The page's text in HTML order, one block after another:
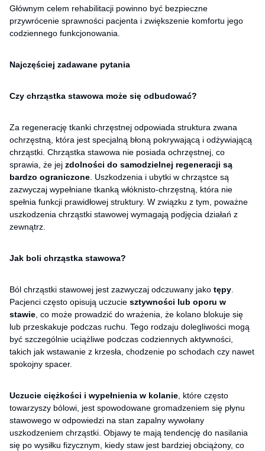
Głównym celem rehabilitacji powinno być bezpieczne
przywrócenie sprawności pacjenta i zwiększenie komfortu jego
codziennego funkcjonowania.
Najczęściej zadawane pytania
Czy chrząstka stawowa może się odbudować?
Za regenerację tkanki chrzęstnej odpowiada struktura zwana
ochrzęstną, która jest specjalną błoną pokrywającą i odżywiającą
chrząstki. Chrząstka stawowa nie posiada ochrzęstnej, co
sprawia, że jej zdolności do samodzielnej regeneracji są
bardzo ograniczone . Uszkodzenia i ubytki w chrząstce są
zazwyczaj wypełniane tkanką włóknisto-chrzęstną, która nie
spełnia funkcji prawidłowej struktury. W związku z tym, poważne
uszkodzenia chrząstki stawowej wymagają podjęcia działań z
zewnątrz.
Jak boli chrząstka stawowa?
Ból chrząstki stawowej jest zazwyczaj odczuwany jako tępy
Pacjenci często opisują uczucie sztywności lub oporu w
stawie , co może prowadzić do wrażenia, że kolano blokuje się
lub przeskakuje podczas ruchu. Tego rodzaju dolegliwości mogą
być szczególnie uciążliwe podczas codziennych aktywności,
takich jak wstawanie z krzesła, chodzenie po schodach czy nawet
spokojny spacer.
Uczucie ciężkości i wypełnienia w kolanie , które często
towarzyszy bólowi, jest spowodowane gromadzeniem się płynu
stawowego w odpowiedzi na stan zapalny wywołany
uszkodzeniem chrząstki. Objawy te mają tendencję do nasilania
się po wysiłku fizycznym, kiedy staw jest bardziej obciążony, co